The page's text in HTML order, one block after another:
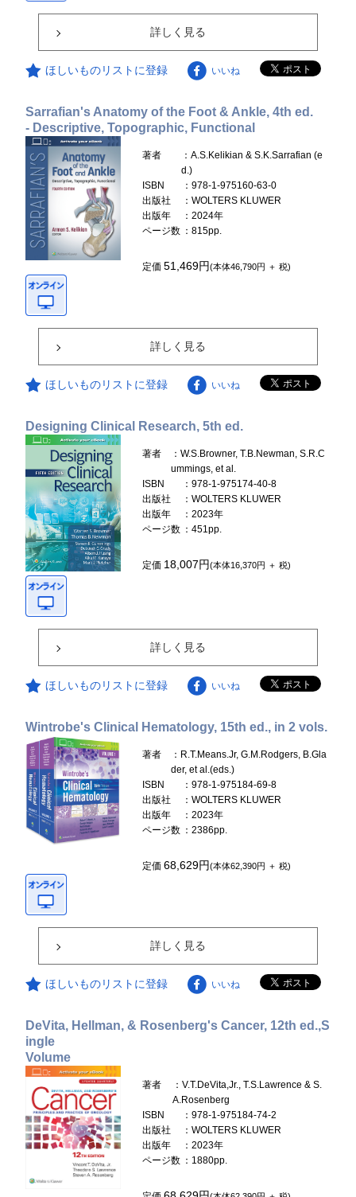
詳しく見る
ほしいものリストに登録 いいね
Sarrafian's Anatomy of the Foot & Ankle, 4th ed.
- Descriptive, Topographic, Functional
著者
：A.S.Kelikian & S.K.Sarrafian (e
d.)
ISBN
：978-1-975160-63-0
出版社
：WOLTERS KLUWER
出版年
：2024年
ページ数 ：815pp.
定価51,469円(本体46,790円 ＋ 税)
詳しく見る
ほしいものリストに登録 いいね
Designing Clinical Research, 5th ed.
著者
：W.S.Browner, T.B.Newman, S.R.C
ummings, et al.
ISBN
：978-1-975174-40-8
出版社
：WOLTERS KLUWER
出版年
：2023年
ページ数 ：451pp.
定価 18,007円(本体16,370円 ＋ 税)
詳しく見る
ほしいものリストに登録 いいね
Wintrobe's Clinical Hematology, 15th ed., in 2 vols.
著者
：R.T.Means.Jr, G.M.Rodgers, B.Gla
der, et al.(eds.)
ISBN
：978-1-975184-69-8
出版社
：WOLTERS KLUWER
出版年
：2023年
ページ数 ：2386pp.
定価68,629円(本体62,390円 ＋ 税)
詳しく見る
ほしいものリストに登録 いいね
DeVita, Hellman, & Rosenberg's Cancer, 12th ed.,S
ingle
Volume
著者
：V.T.DeVita,Jr., T.S.Lawrence & S.
A.Rosenberg
ISBN
：978-1-975184-74-2
出版社
：WOLTERS KLUWER
出版年
：2023年
ページ数 ：1880pp.